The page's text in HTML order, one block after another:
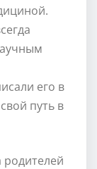
его в
путь в